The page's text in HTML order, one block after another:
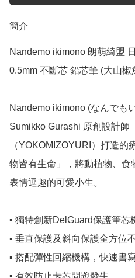
簡介
Nandemo ikimono 朗萌綺盟
0.5mm 不斷芯 鉛芯筆 (大山椒
Nandemo ikimono (なんでも
Sumikko Gurashi 原創設計師
（YOKOMIZOYURI）打造
物皆有生命」，將動植物、食
表情逗趣的可愛小生。
▪️ 獨特創新DelGuard保護筆芯
▪️ 垂直保護及斜向保護全方位
▪️ 搭配彈性回縮機構，快速書